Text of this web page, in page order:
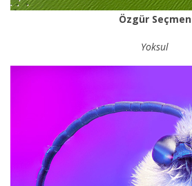
Özgür Seçmen
Yoksul